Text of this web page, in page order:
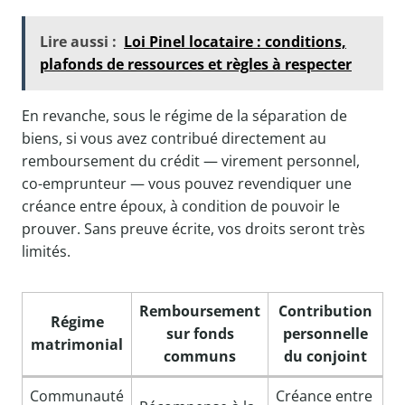
Lire aussi : Loi Pinel locataire : conditions,
plafonds de ressources et règles à respecter
En revanche, sous le régime de la séparation de
biens, si vous avez contribué directement au
remboursement du crédit — virement personnel,
co-emprunteur — vous pouvez revendiquer une
créance entre époux, à condition de pouvoir le
prouver. Sans preuve écrite, vos droits seront très
limités.
Régime
matrimonial
Remboursement
sur fonds
communs
Contribution
personnelle
du conjoint
Communauté
Créance entre